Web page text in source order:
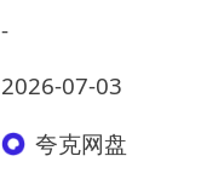
-
2026-07-03
夸克网盘